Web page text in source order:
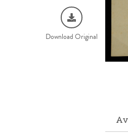
Download Original